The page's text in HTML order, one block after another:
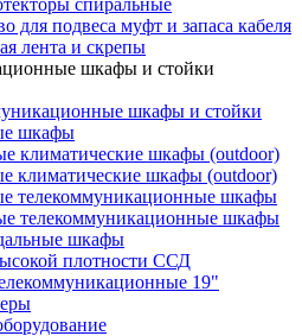
спиральные
для подвеса муфт и запаса кабеля
лента и скрепы
шкафы и стойки
шкафы и стойки
шкафы
климатические шкафы (outdoor)
климатические шкафы (outdoor)
телекоммуникационные шкафы
телекоммуникационные шкафы
шкафы
плотности ССД
19"